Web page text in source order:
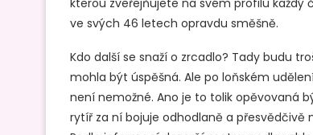
ve svých 46 letech opravdu směšně.
Kdo další se snaží o zrcadlo? Tady budu
mohla být úspěšná. Ale po loňském
není nemožné. Ano je to tolik opěvovaná
rytíř za ní bojuje odhodlaně a přesvědčivě